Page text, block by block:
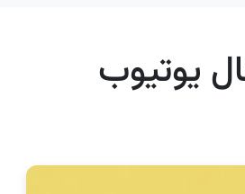
یوتیوب